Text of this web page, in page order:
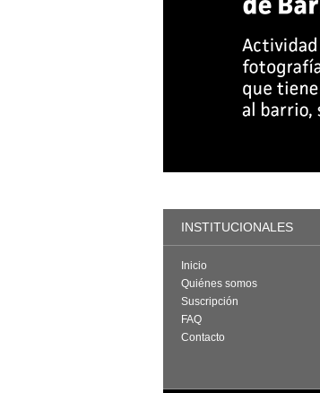
INSTITUCIONALES
Inicio
Quiénes somos
Suscripción
FAQ
Contacto